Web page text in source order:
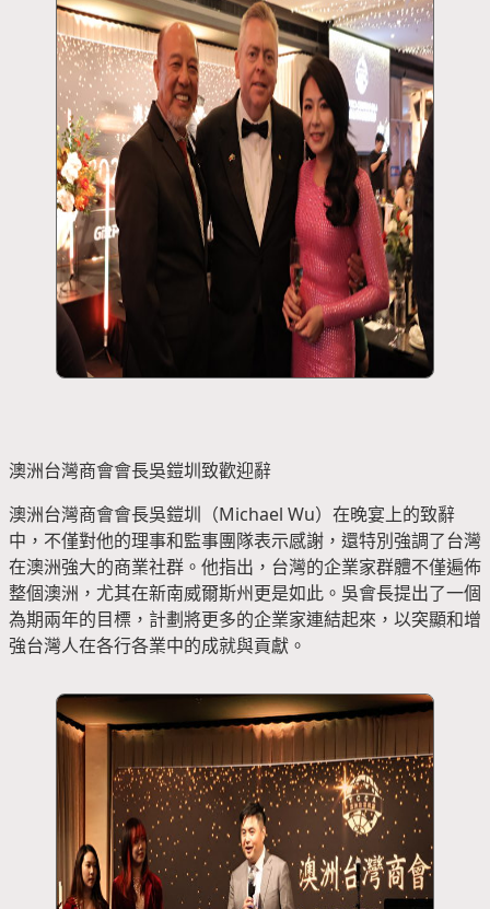
澳洲台灣商會會長吳鎧圳致歡迎辭
澳洲台灣商會會長吳鎧圳（Michael Wu）在晚宴上的致辭
中，不僅對他的理事和監事團隊表示感謝，還特別強調了台灣
在澳洲強大的商業社群。他指出，台灣的企業家群體不僅遍佈
整個澳洲，尤其在新南威爾斯州更是如此。吳會長提出了一個
為期兩年的目標，計劃將更多的企業家連結起來，以突顯和增
強台灣人在各行各業中的成就與貢獻。